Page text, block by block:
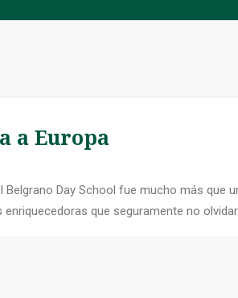
a Europa
Day School fue mucho más que
enriquecedoras que seguramente no